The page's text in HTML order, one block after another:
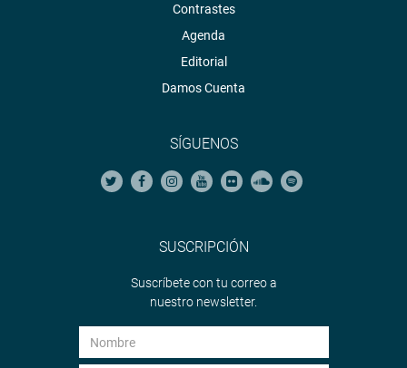
Contrastes
Agenda
Editorial
Damos Cuenta
SÍGUENOS
SUSCRIPCIÓN
Suscríbete con tu correo a
nuestro newsletter.